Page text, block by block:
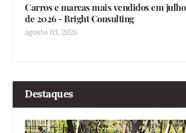
Carros e marcas mais vendidos em julho
de 2026 - Bright Consulting
agosto 03, 2026
Destaques